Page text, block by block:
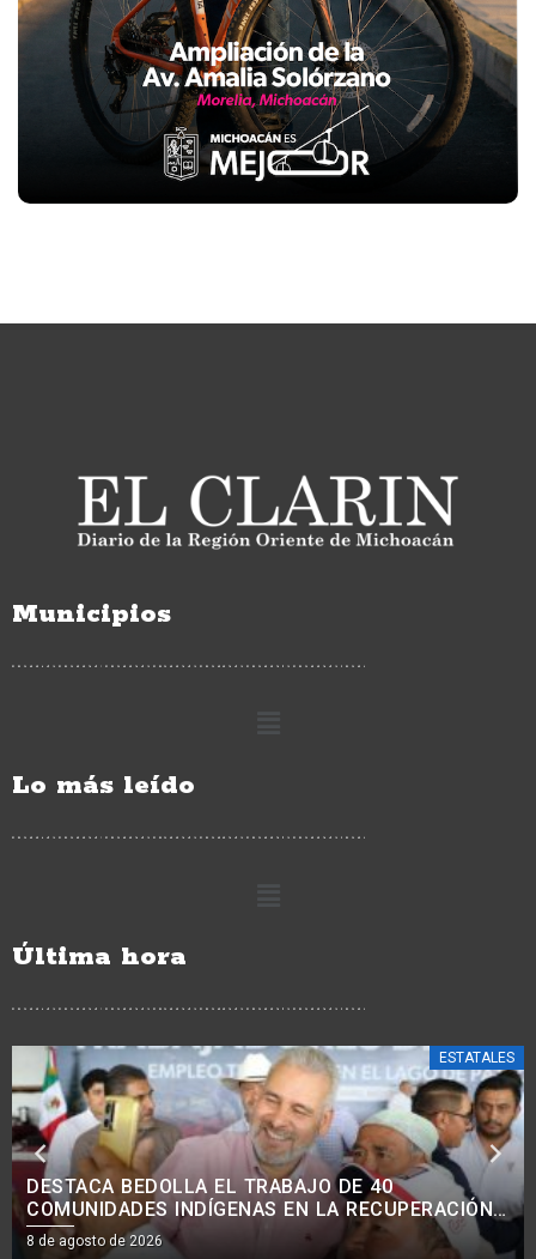
Municipios
Lo más leído
Última hora
ESTATALES
AVANZA MODERNIZACIÓN VIAL EN COMUNIDADES
INDÍGENAS, CON MEJORA DE 38 KM DE CAMINOS:
ROGELIO ZARAZÚA.<BR>
8 de agosto de 2026